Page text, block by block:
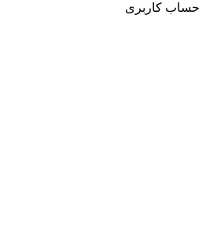
حساب کاربری